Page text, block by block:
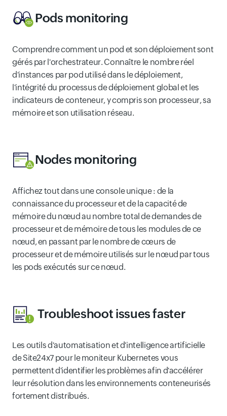
Pods monitoring
Comprendre comment un pod et son déploiement sont
gérés par l'orchestrateur. Connaître le nombre réel
d'instances par pod utilisé dans le déploiement,
l'intégrité du processus de déploiement global et les
indicateurs de conteneur, y compris son processeur, sa
mémoire et son utilisation réseau.
Nodes monitoring
Affichez tout dans une console unique : de la
connaissance du processeur et de la capacité de
mémoire du nœud au nombre total de demandes de
processeur et de mémoire de tous les modules de ce
nœud, en passant par le nombre de cœurs de
processeur et de mémoire utilisés sur le nœud par tous
les pods exécutés sur ce nœud.
Troubleshoot issues faster
Les outils d'automatisation et d'intelligence artificielle
de Site24x7 pour le moniteur Kubernetes vous
permettent d'identifier les problèmes afin d'accélérer
leur résolution dans les environnements conteneurisés
fortement distribués.